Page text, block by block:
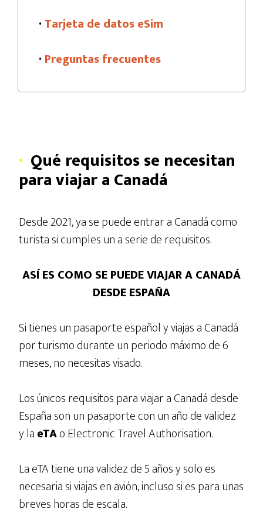
· Tarjeta de datos eSim
· Preguntas frecuentes
· Qué requisitos se necesitan
para viajar a Canadá
Desde 2021, ya se puede entrar a Canadá como
turista si cumples un a serie de requisitos.
ASÍ ES COMO SE PUEDE VIAJAR A CANADÁ
DESDE ESPAÑA
Si tienes un pasaporte español y viajas a Canadá
por turismo durante un periodo máximo de 6
meses, no necesitas visado.
Los únicos requisitos para viajar a Canadá desde
España son un pasaporte con un año de validez
y laeTAo Electronic Travel Authorisation.
La eTA tiene una validez de 5 años y solo es
necesaria si viajas en avión, incluso si es para unas
breves horas de escala.